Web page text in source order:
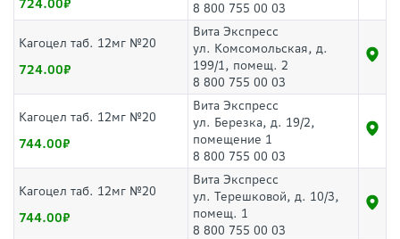
724.00
8 800 755 00 03
Кагоцел таб. 12мг №20
724.00
Вита Экспресс
ул. Комсомольская, д.
199/1, помещ. 2
8 800 755 00 03
Кагоцел таб. 12мг №20
744.00
Вита Экспресс
ул. Березка, д. 19/2,
помещение 1
8 800 755 00 03
Кагоцел таб. 12мг №20
744.00
Вита Экспресс
ул. Терешковой, д. 10/3,
помещ. 1
8 800 755 00 03